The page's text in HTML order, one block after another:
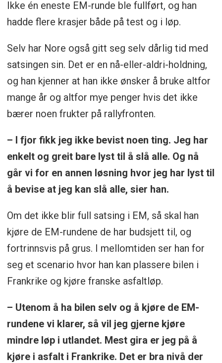
Ikke én eneste EM-runde ble fullført, og han
hadde flere krasjer både på test og i løp.
Selv har Nore også gitt seg selv dårlig tid med
satsingen sin. Det er en nå-eller-aldri-holdning,
og han kjenner at han ikke ønsker å bruke altfor
mange år og altfor mye penger hvis det ikke
bærer noen frukter på rallyfronten.
– I fjor fikk jeg ikke bevist noen ting. Jeg har
enkelt og greit bare lyst til å slå alle. Og nå
går vi for en annen løsning hvor jeg har lyst til
å bevise at jeg kan slå alle, sier han.
Om det ikke blir full satsing i EM, så skal han
kjøre de EM-rundene de har budsjett til, og
fortrinnsvis på grus. I mellomtiden ser han for
seg et scenario hvor han kan plassere bilen i
Frankrike og kjøre franske asfaltløp.
– Utenom å ha bilen selv og å kjøre de EM-
rundene vi klarer, så vil jeg gjerne kjøre
mindre løp i utlandet. Mest gira er jeg på å
kjøre i asfalt i Frankrike. Det er bra nivå der